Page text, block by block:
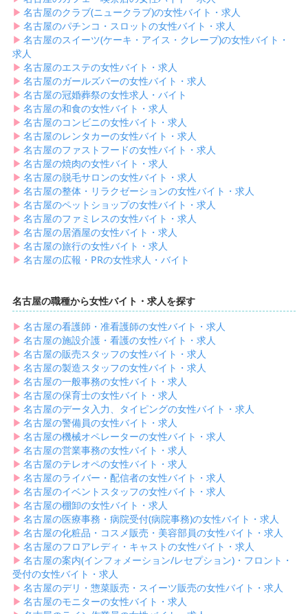
▶︎ 名古屋のクラブ(ニュークラブ)の女性バイト・求人
▶︎ 名古屋のパチンコ・スロットの女性バイト・求人
▶︎ 名古屋のスイーツ(ケーキ・アイス・クレープ)の女性バイト・
求人
▶︎ 名古屋のエステの女性バイト・求人
▶︎ 名古屋のガールズバーの女性バイト・求人
▶︎ 名古屋の冠婚葬祭の女性求人・バイト
▶︎ 名古屋の和食の女性バイト・求人
▶︎ 名古屋のコンビニの女性バイト・求人
▶︎ 名古屋のレンタカーの女性バイト・求人
▶︎ 名古屋のファストフードの女性バイト・求人
▶︎ 名古屋の焼肉の女性バイト・求人
▶︎ 名古屋の脱毛サロンの女性バイト・求人
▶︎ 名古屋の整体・リラクゼーションの女性バイト・求人
▶︎ 名古屋のペットショップの女性バイト・求人
▶︎ 名古屋のファミレスの女性バイト・求人
▶︎ 名古屋の居酒屋の女性バイト・求人
▶︎ 名古屋の旅行の女性バイト・求人
▶︎ 名古屋の広報・PRの女性求人・バイト
名古屋の職種から女性バイト・求人を探す
▶︎ 名古屋の看護師・准看護師の女性バイト・求人
▶︎ 名古屋の施設介護・看護の女性バイト・求人
▶︎ 名古屋の販売スタッフの女性バイト・求人
▶︎ 名古屋の製造スタッフの女性バイト・求人
▶︎ 名古屋の一般事務の女性バイト・求人
▶︎ 名古屋の保育士の女性バイト・求人
▶︎ 名古屋のデータ入力、タイピングの女性バイト・求人
▶︎ 名古屋の警備員の女性バイト・求人
▶︎ 名古屋の機械オペレーターの女性バイト・求人
▶︎ 名古屋の営業事務の女性バイト・求人
▶︎ 名古屋のテレオペの女性バイト・求人
▶︎ 名古屋のライバー・配信者の女性バイト・求人
▶︎ 名古屋のイベントスタッフの女性バイト・求人
▶︎ 名古屋の棚卸の女性バイト・求人
▶︎ 名古屋の医療事務・病院受付(病院事務)の女性バイト・求人
▶︎ 名古屋の化粧品・コスメ販売・美容部員の女性バイト・求人
▶︎ 名古屋のフロアレディ・キャストの女性バイト・求人
▶︎ 名古屋の案内(インフォメーション/レセプション)・フロント・
受付の女性バイト・求人
▶︎ 名古屋のデリ・惣菜販売・スイーツ販売の女性バイト・求人
▶︎ 名古屋のモニターの女性バイト・求人